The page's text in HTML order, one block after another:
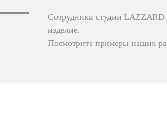
Сотрудники студии LAZZARD
изделие.
Посмотрите примеры наших